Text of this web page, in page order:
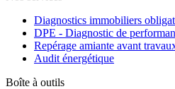
Diagnostics immobiliers
DPE - Diagnostic de
Repérage amiante avant
Audit énergétique
Boîte à outils